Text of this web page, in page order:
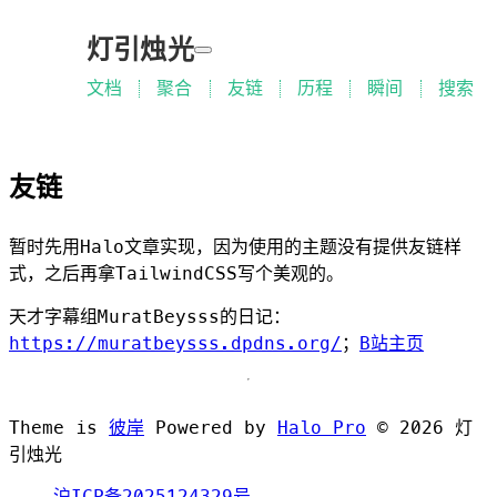
灯引烛光
文档 聚合 友链 历程 瞬间 搜索
友链
暂时先用Halo文章实现，因为使用的主题没有提供友链样
式，之后再拿TailwindCSS写个美观的。
天才字幕组MuratBeysss的日记：
https://muratbeysss.dpdns.org/； B站主页
Theme is 彼岸 Powered by Halo Pro © 2026 灯
引烛光